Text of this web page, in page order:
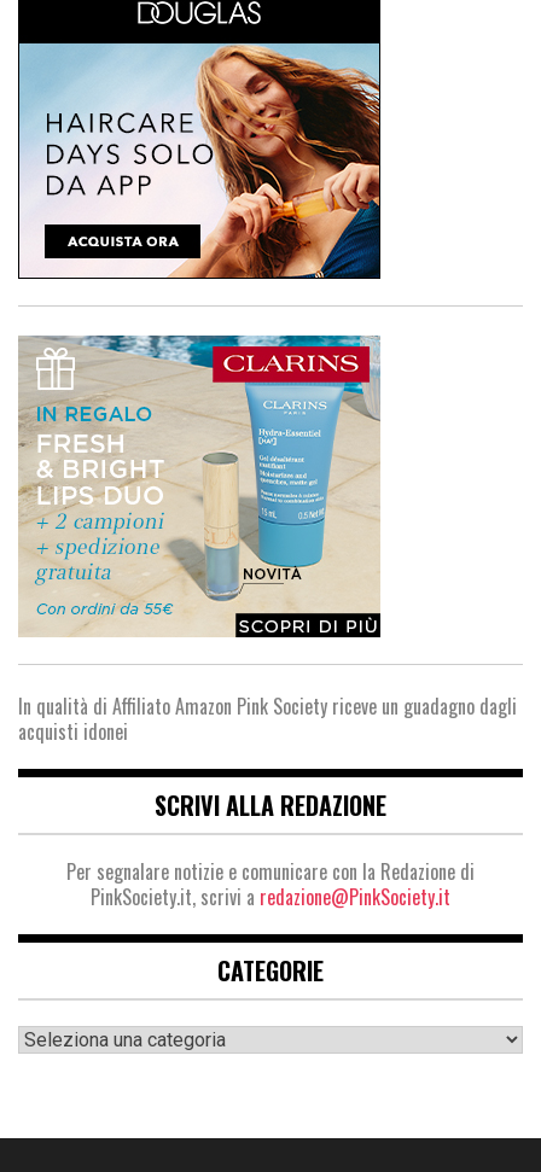
In qualità di Affiliato Amazon Pink Society riceve un guadagno dagli
acquisti idonei
SCRIVI ALLA REDAZIONE
Per segnalare notizie e comunicare con la Redazione di
PinkSociety.it, scrivi a redazione@PinkSociety.it
CATEGORIE
Categorie